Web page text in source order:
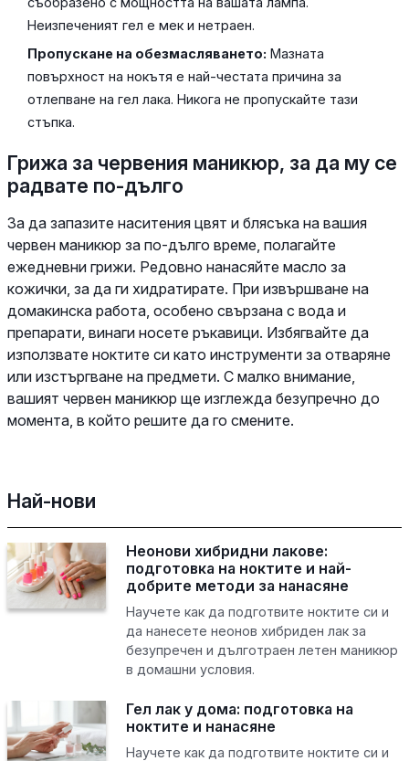
Неизпеченият гел е мек и нетраен.
Пропускане на обезмасляването: Мазната
повърхност на нокътя е най-честата причина за
отлепване на гел лака. Никога не пропускайте тази
стъпка.
Грижа за червения маникюр, за да му се
радвате по-дълго
За да запазите наситения цвят и блясъка на вашия
червен маникюр за по-дълго време, полагайте
ежедневни грижи. Редовно нанасяйте масло за
кожички, за да ги хидратирате. При извършване на
домакинска работа, особено свързана с вода и
препарати, винаги носете ръкавици. Избягвайте да
използвате ноктите си като инструменти за отваряне
или изстъргване на предмети. С малко внимание,
вашият червен маникюр ще изглежда безупречно до
момента, в който решите да го смените.
Най-нови
Неонови хибридни лакове:
подготовка на ноктите и най-
добрите методи за нанасяне
Научете как да подготвите ноктите си и
да нанесете неонов хибриден лак за
безупречен и дълготраен летен маникюр
в домашни условия.
Гел лак у дома: подготовка на
ноктите и нанасяне
Научете как да подготвите ноктите си и